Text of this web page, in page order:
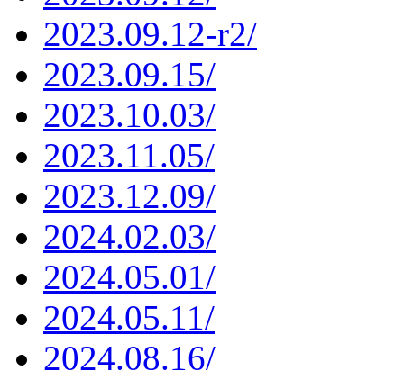
2023.09.12-r2/
2023.09.15/
2023.10.03/
2023.11.05/
2023.12.09/
2024.02.03/
2024.05.01/
2024.05.11/
2024.08.16/